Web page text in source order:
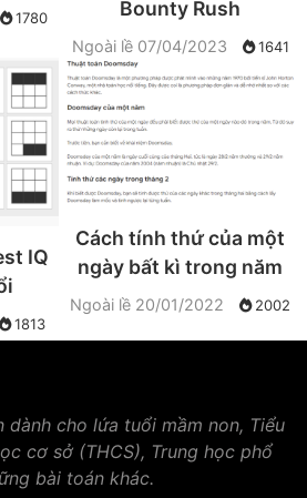
1780
Bounty Rush
Ngoài lề 07/04/2023 1641
IQ
1813
Cách tính thứ của một
ngày bất kì trong năm
Ngoài lề 20/01/2022 2002
dành cho lứa tuổi mầm non, Tiểu
cơ sở (THCS), Trung học phổ
bài toán khác.